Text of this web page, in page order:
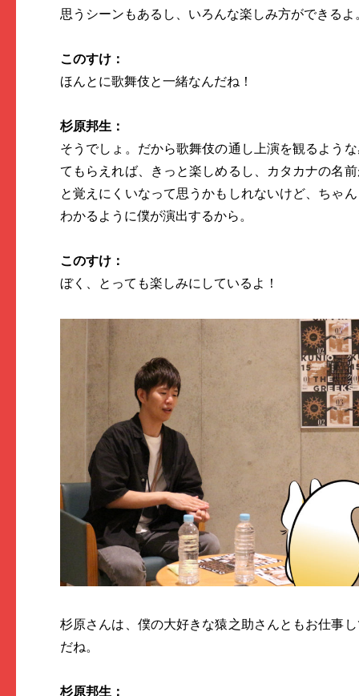
思うシーンもあるし、いろんな楽しみ方ができるよ
このすけ：
ほんとに歌舞伎と一緒なんだね！
杉原邦生：
そうでしょ。だから歌舞伎の通し上演を観るよう
てもらえれば、きっと楽しめるし、カタカナの名
と覚えにくいなって思うかもしれないけど、ちゃ
わかるように僕が演出するから。
このすけ：
ぼく、とっても楽しみにしているよ！
杉原さんは、僕の大好きな猿之助さんともお仕事
だね。
杉原邦生：